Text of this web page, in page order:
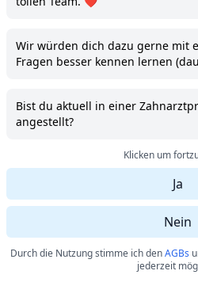
Wir würden dich dazu gerne mit
Fragen besser kennen lernen
Bist du aktuell in einer
angestellt?
Klicken um
Ja
Nein
Durch die Nutzung stimme ich denAGBs
jederzeit